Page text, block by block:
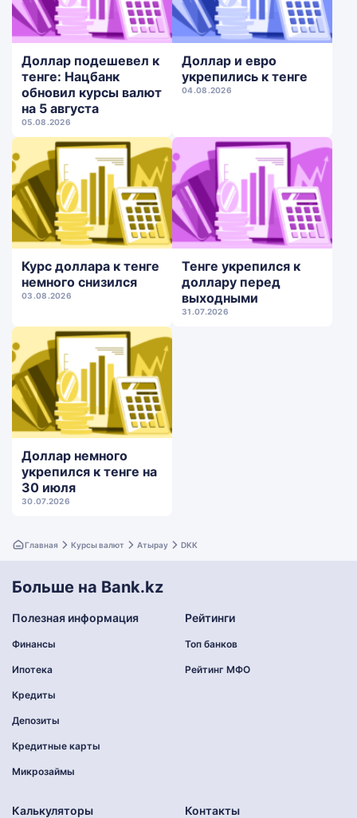
Доллар подешевел к
тенге: Нацбанк
обновил курсы валют
на 5 августа
05.08.2026
Доллар и евро
укрепились к тенге
04.08.2026
Курс доллара к тенге
немного снизился
03.08.2026
Тенге укрепился к
доллару перед
выходными
31.07.2026
Доллар немного
укрепился к тенге на
30 июля
30.07.2026
Главная Курсы валют Атырау DKK
Больше на Bank.kz
Полезная информация
Финансы
Ипотека
Кредиты
Депозиты
Кредитные карты
Микрозаймы
Рейтинги
Топ банков
Рейтинг МФО
Калькуляторы Контакты